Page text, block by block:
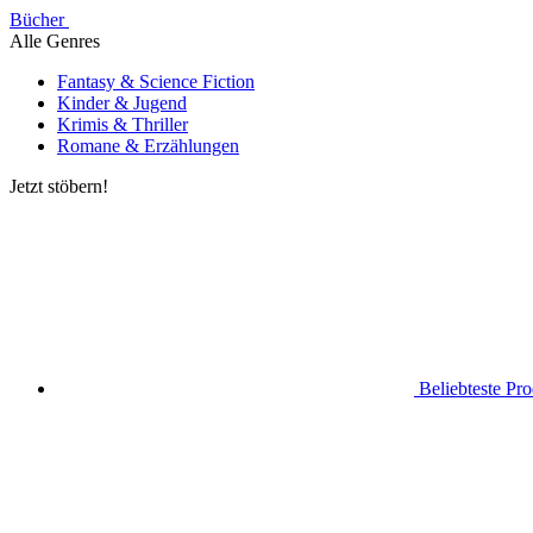
Bücher
Alle Genres
Fantasy & Science Fiction
Kinder & Jugend
Krimis & Thriller
Romane & Erzählungen
Jetzt stöbern!
Beliebteste